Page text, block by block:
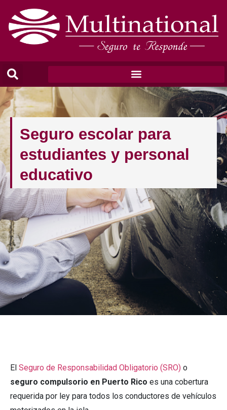
Seguro escolar para
estudiantes y personal
educativo
El Seguro de Responsabilidad Obligatorio (SRO) o
seguro compulsorio en Puerto Rico es una cobertura
requerida por ley para todos los conductores de vehículos